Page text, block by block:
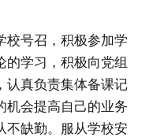
校号召，积极参加学
的学习，积极向党组
认真负责集体备课记
机会提高自己的业务
不缺勤。服从学校安